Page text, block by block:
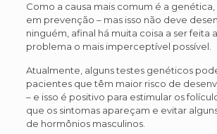
Como a causa mais comum é a
em prevenção – mas isso não deve
ninguém, afinal há muita coisa a ser feita
problema o mais imperceptível possível.
Atualmente, alguns testes genéticos
pacientes que têm maior risco de
– e isso é positivo para estimular os
que os sintomas apareçam e evitar
de hormônios masculinos.